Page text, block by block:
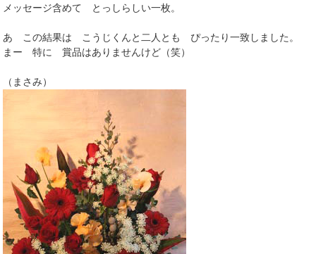
メッセージ含めて とっしらしい一枚。
あ この結果は こうじくんと二人とも ぴったり一致しました。
まー 特に 賞品はありませんけど（笑）
（まさみ）